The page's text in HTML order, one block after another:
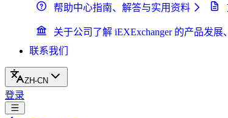
帮助中心指南、解答与实用资料
关于公司 了解 iEXExchanger 的产品发
联系我们
ZH-CN
登录